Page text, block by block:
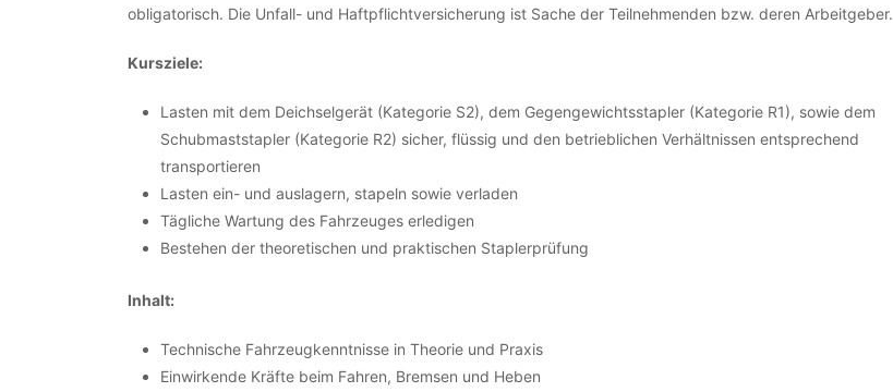
obligatorisch. Die Unfall- und Haftpflichtversicherung ist Sache der Teilnehmenden bzw. deren Arbeitgeber.
Kursziele:
Lasten mit dem Deichselgerät (Kategorie S2), dem Gegengewichtsstapler (Kategorie R1), sowie dem
Schubmaststapler (Kategorie R2) sicher, flüssig und den betrieblichen Verhältnissen entsprechend
transportieren
Lasten ein- und auslagern, stapeln sowie verladen
Tägliche Wartung des Fahrzeuges erledigen
Bestehen der theoretischen und praktischen Staplerprüfung
Inhalt:
Technische Fahrzeugkenntnisse in Theorie und Praxis
Einwirkende Kräfte beim Fahren, Bremsen und Heben